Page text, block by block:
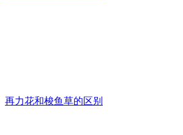
再力花和梭鱼草的区别